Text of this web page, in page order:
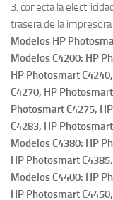
3. conecta la
trasera de la
Modelos HP
Modelos C4200: HP
HP Photosmart
C4270, HP
Photosmart C4275,
C4283, HP
Modelos C4380: HP
HP Photosmart C4385.
Modelos C4400: HP
HP Photosmart